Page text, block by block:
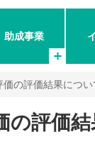
助成事業
の評価結果につい
の評価